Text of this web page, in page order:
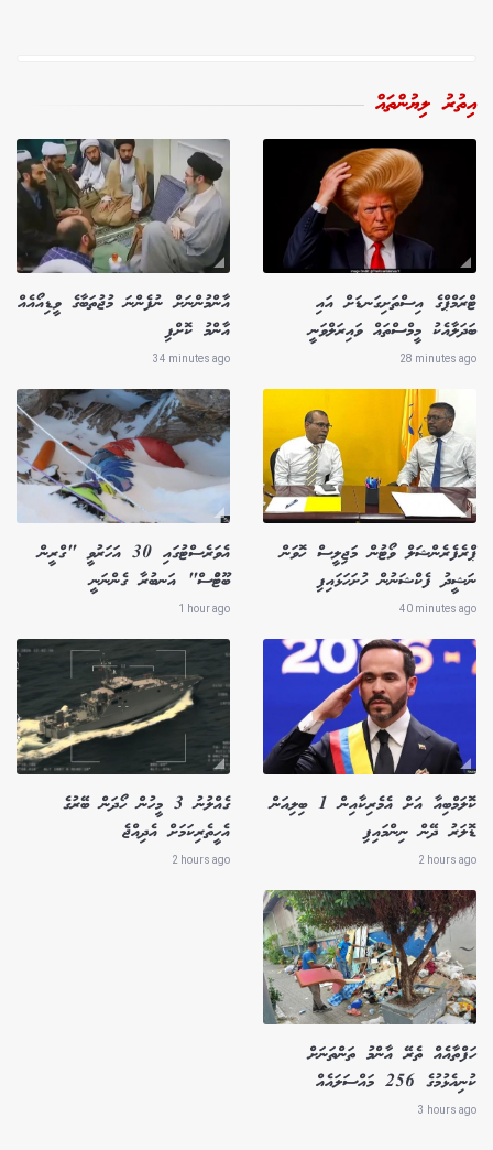
އިތުރު ލިޔުންތައް
ޓްރަމްޕްގެ އިސްތަށިގަނޑަށް އައި
ބަދަލާއެކު މީމްސްތައް ވައިރަލްވަނީ
28 minutes ago
އާންމުންނަށް ނުފެންނަ މުޖުތަބާގެ ވީޑިއޯއެއް
އާންމު ކޮށްފި
34 minutes ago
ޕްރެފެރެންޝަލް ވޯޓުން މަޖިލީސް ހޮވަން
ނަޝީދު ފެކްޝަނުން ހުށަހަޅައިފި
40 minutes ago
އެވަރެސްޓުގައި 30 އަހަރުވީ "ގްރީން
ބޫޓުްސް" އަނބުރާ ގެންނަނީ
1 hour ago
ކޮލަމްބިއާ އަށް އެމެރިކާއިން 1 ބިލިއަން
ޑޮލަރު ދޭން ނިންމައިފި
2 hours ago
ގެއްލުނު 3 މީހުން ހޯދަން ބޭރުގެ
އެހީތެރިކަމަށް އެދިއްޖެ
2 hours ago
ހަފްތާއެއް ތެރޭ އާންމު ތަންތަނަށް
ކުނިއެޅުމުގެ 256 މައްސަލައެއް
3 hours ago